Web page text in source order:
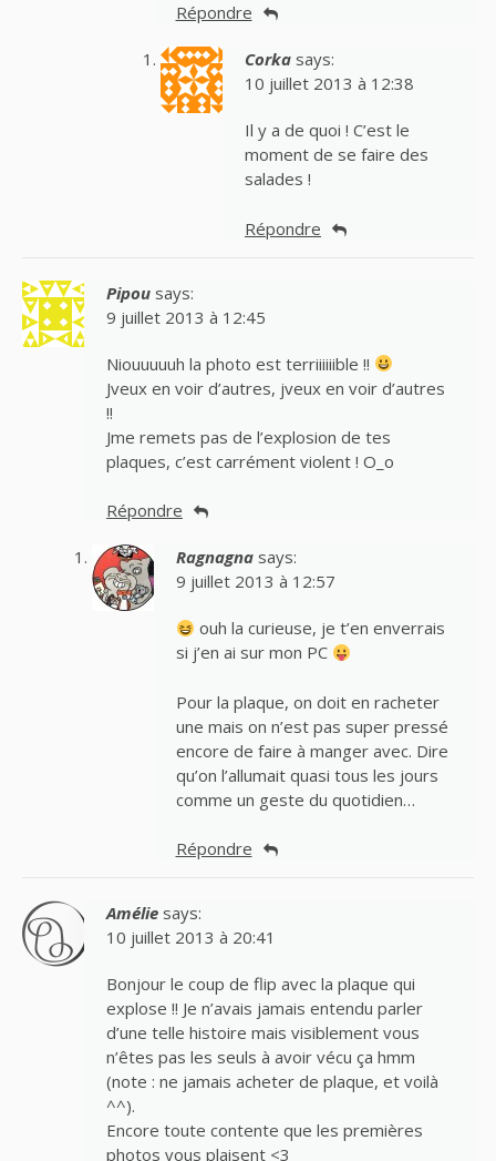
Répondre
Corka says:
10 juillet 2013 à 12:38
Il y a de quoi ! C’est le
moment de se faire des
salades !
Répondre
Pipou says:
9 juillet 2013 à 12:45
Niouuuuuh la photo est terriiiiiible !!
Jveux en voir d’autres, jveux en voir d’autres
!!
Jme remets pas de l’explosion de tes
plaques, c’est carrément violent ! O_o
Répondre
Ragnagna says:
9 juillet 2013 à 12:57
ouh la curieuse, je t’en enverrais
si j’en ai sur mon PC
Pour la plaque, on doit en racheter
une mais on n’est pas super pressé
encore de faire à manger avec. Dire
qu’on l’allumait quasi tous les jours
comme un geste du quotidien…
Répondre
Amélie says:
10 juillet 2013 à 20:41
Bonjour le coup de flip avec la plaque qui
explose !! Je n’avais jamais entendu parler
d’une telle histoire mais visiblement vous
n’êtes pas les seuls à avoir vécu ça hmm
(note : ne jamais acheter de plaque, et voilà
^^).
Encore toute contente que les premières
photos vous plaisent <3